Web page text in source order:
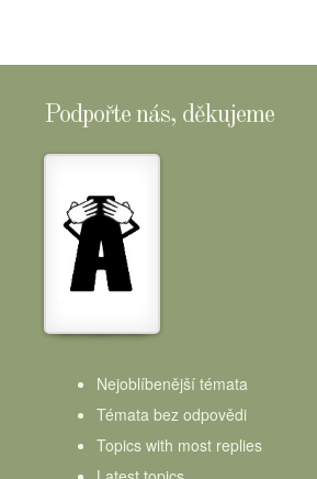
Podpořte nás, děkujeme
Nejoblíbenější témata
Témata bez odpovědi
Topics with most replies